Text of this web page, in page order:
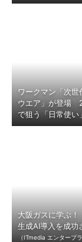
ワークマン「次世
ウエア」が登場
で狙う「日常使い
大阪ガスに学ぶ
生成AI導入を成功
（ITmedia エンタープラ